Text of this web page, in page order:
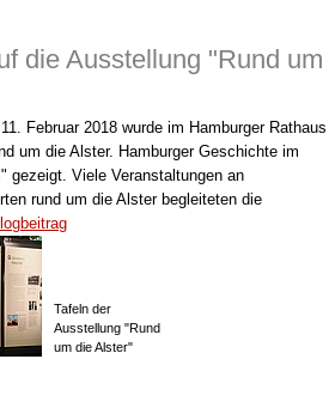
die Ausstellung "Rund um
Februar 2018 wurde im Hamburger Rathaus
um die Alster. Hamburger Geschichte im
gezeigt. Viele Veranstaltungen an
rund um die Alster begleiteten die
Tafeln der
Ausstellung "Rund
um die Alster"